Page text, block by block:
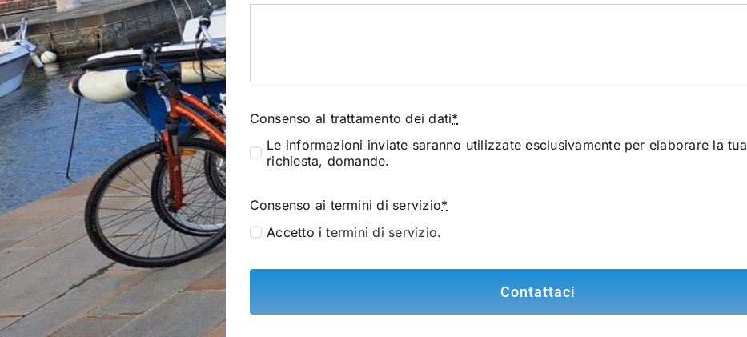
Consenso al trattamento dei dati*
Le informazioni inviate saranno utilizzate esclusivamente per elaborare la tua
richiesta, domande.
Consenso ai termini di servizio*
Accetto itermini di servizio.
Contattaci